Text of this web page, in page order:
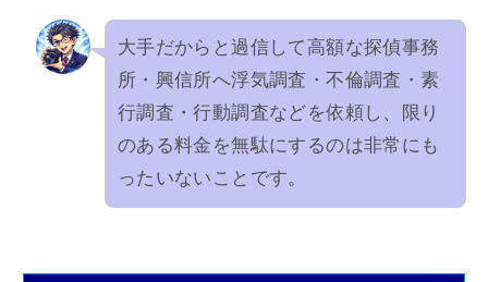
大手だからと過信して高額な探偵事務
所・興信所へ浮気調査・不倫調査・素
行調査・行動調査などを依頼し、限り
のある料金を無駄にするのは非常にも
ったいないことです。